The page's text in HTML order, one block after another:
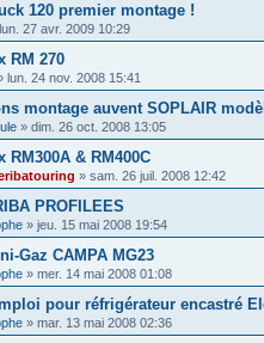
120 premier montage !
lun. 27 avr. 2009 10:29
RM 270
lun. 24 nov. 2008 15:41
montage auvent SOPLAIR
» dim. 26 oct. 2008 13:05
RM300A & RM400C
» sam. 26 juil. 2008 12:42
PROFILEES
» jeu. 15 mai 2008 19:54
Gaz CAMPA MG23
» mer. 14 mai 2008 01:08
pour réfrigérateur encastré
» mar. 13 mai 2008 02:36